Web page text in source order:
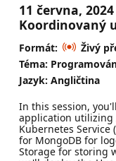
11 června,
Koordinovaný
Formát:
Živý
Téma:
Jazyk: Angličtina
In this session,
application utilizing
Kubernetes Service
for MongoDB for
Storage for storing